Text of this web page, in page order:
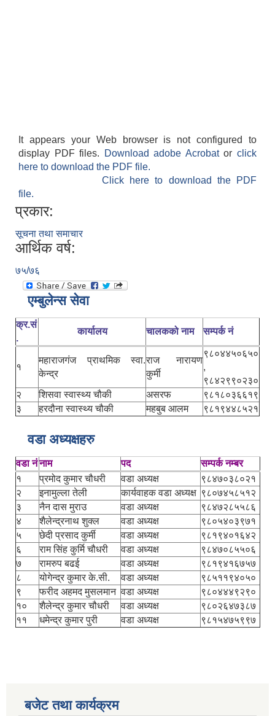
It appears your Web browser is not configured to
display PDF files.
Download adobe Acrobatorclick
here to download the PDF file.
Click here to download the PDF
file.
प्रकार:
सूचना तथा समाचार
आर्थिक वर्ष:
७५/७६
एम्बुलेन्स सेवा
क्र.सं
.
कार्यालय चालकको नाम सम्पर्क नं
१
महाराजगंज प्राथमिक स्वा.
केन्द्र
राज नारायण
कुर्मी
९८०४४५०६५०
,
९८४२९९०२३०
२
शिसवा स्वास्थ्य चौकी असरफ
९८१८०३६६१९
३
हरदौना स्वास्थ्य चौकी महबुब आलम ९८१९४४८५२१
वडा अध्यक्षहरु
वडा नंनाम पद
सम्पर्क नम्बर
१
प्रमोद कुमार चौधरी वडा अध्यक्ष
९८४७०३८०२१
२
इनामुल्ला तेली कार्यवाहक वडा अध्यक्ष ९८०७४५८५१२
३
नैन दास मुराउ वडा अध्यक्ष
९८४७२८५५८६
४
शैलेन्द्रनाथ शुक्ल वडा अध्यक्ष
९८०५४०३९७१
५
छेदी प्रसाद कुर्मी वडा अध्यक्ष
९८१९४०१६४२
६
राम सिंह कुर्मि चौधरी वडा अध्यक्ष
९८४७०८५५०६
७
रामरुप बढई वडा अध्यक्ष
९८१९४१६७५७
८
योगेन्द्र कुमार के.सी. वडा अध्यक्ष
९८५११९४०५०
९
फरीद अहमद मुसलमान वडा अध्यक्ष
९८०४४४९२९०
१०
शैलेन्द्र कुमार चौधरी वडा अध्यक्ष
९८०२६४७३८७
११
धमेन्द्र कुमार पुरी वडा अध्यक्ष ९८१५४७५९९७
बजेट तथा कार्यक्रम